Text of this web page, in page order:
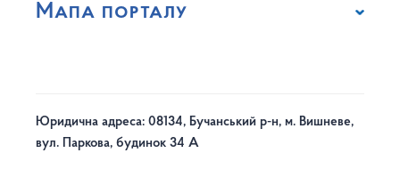
Мапа порталу
Юридична адреса: 08134, Бучанський р-н, м. Вишневе,
вул. Паркова, будинок 34 А